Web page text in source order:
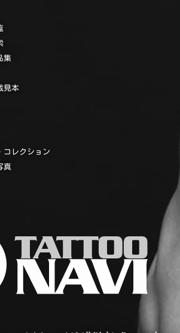
集
見本
コレクション
真